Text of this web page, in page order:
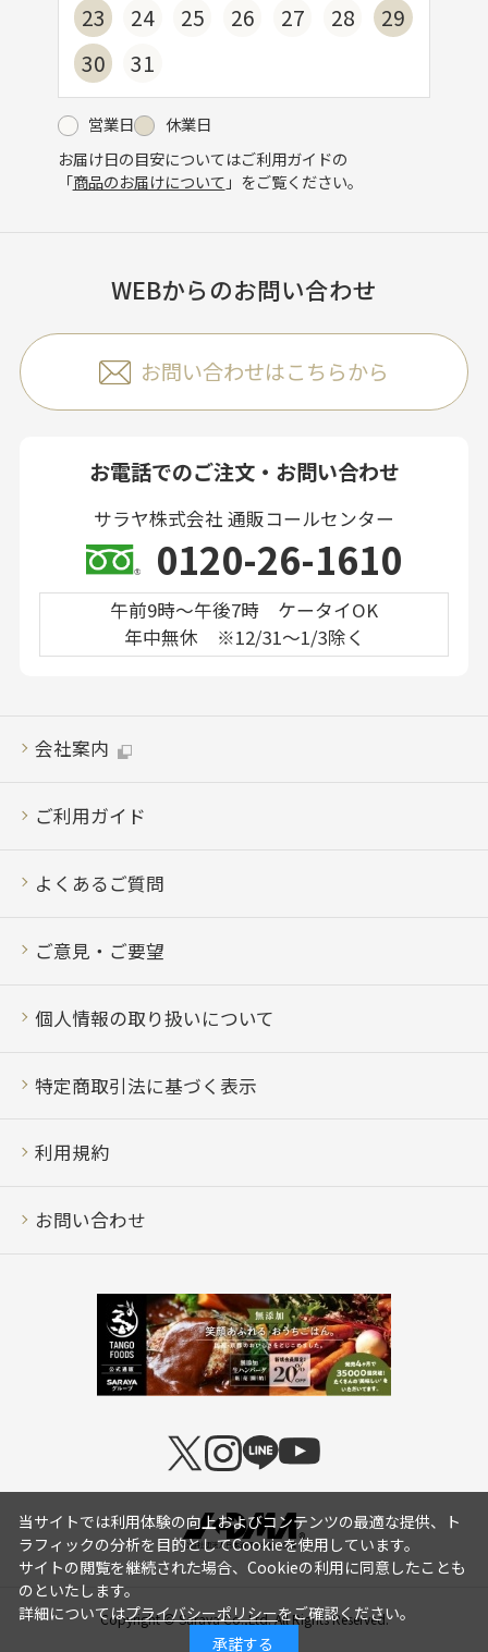
23
24 25 26 27 28
29
30
31
営業日
休業日
お届け日の目安についてはご利用ガイドの
「商品のお届けについて 」をご覧ください。
WEBからのお問い合わせ
お問い合わせはこちらから
お電話でのご注文・お問い合わせ
サラヤ株式会社 通販コールセンター
0120-26-1610
午前9時～午後7時 ケータイOK
年中無休 ※12/31～1/3除く
会社案内
ご利用ガイド
よくあるご質問
ご意見・ご要望
個人情報の取り扱いについて
特定商取引法に基づく表示
利用規約
お問い合わせ
Copyright © Saraya Co.,Ltd. All Rights Reserved.
当サイトでは利用体験の向上およびコンテンツの最適な提供、ト
ラフィックの分析を目的としてCookieを使用しています。
サイトの閲覧を継続された場合、Cookieの利用に同意したことも
のといたします。
詳細についてはプライバシーポリシーをご確認ください。
承諾する